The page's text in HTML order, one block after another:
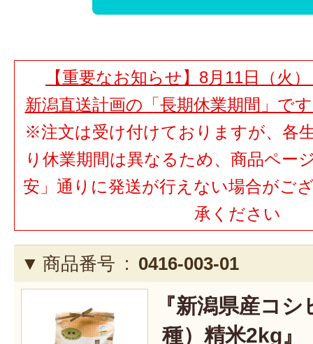
【重要なお知らせ】8月11日（火
新潟直送計画の「長期休業期間」で
※注文は受け付けておりますが、各
り休業期間は異なるため、商品ペー
安」通りに発送が行えない場合がご
承ください
商品番号 : 0416-003-01
『新潟県産コ
種）精米2kg』